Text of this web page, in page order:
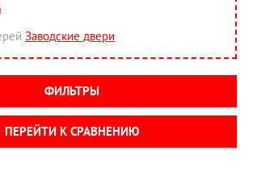
Заводские двери
ФИЛЬТРЫ
ПЕРЕЙТИ К СРАВНЕНИЮ